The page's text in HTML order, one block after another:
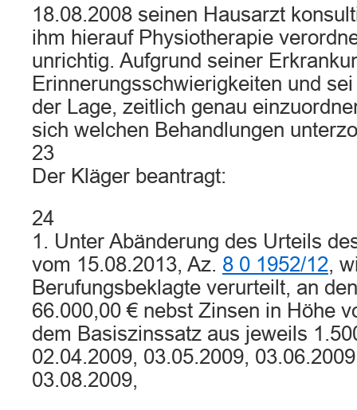
18.08.2008 seinen Hausarzt
ihm hierauf Physiotherapie
unrichtig. Aufgrund seiner
Erinnerungsschwierigkeiten und
der Lage, zeitlich genau
sich welchen Behandlungen
23
Der Kläger beantragt:
24
1. Unter Abänderung des Urteils
vom 15.08.2013, Az. 8 0 1952/12,
Berufungsbeklagte verurteilt, an
66.000,00 € nebst Zinsen in Höhe
dem Basiszinssatz aus jeweils
02.04.2009, 03.05.2009,
03.08.2009,